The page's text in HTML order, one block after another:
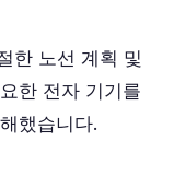
한 노선 계획 및
한 전자 기기를
했습니다.